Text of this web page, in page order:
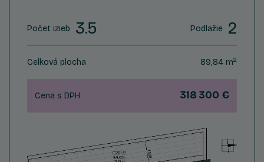
Počet izieb 3.5 Podlažie 2
Celková plocha 89,84 m2
Cena s DPH 318 300 €